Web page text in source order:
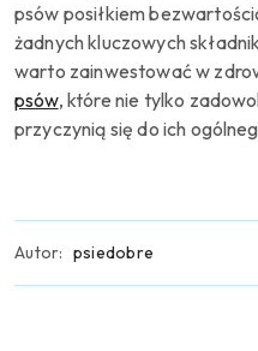
psów posiłkiem
żadnych kluczowych
warto zainwestować w
psów, które nie tylko
przyczynią się do ich
Autor: psiedobre